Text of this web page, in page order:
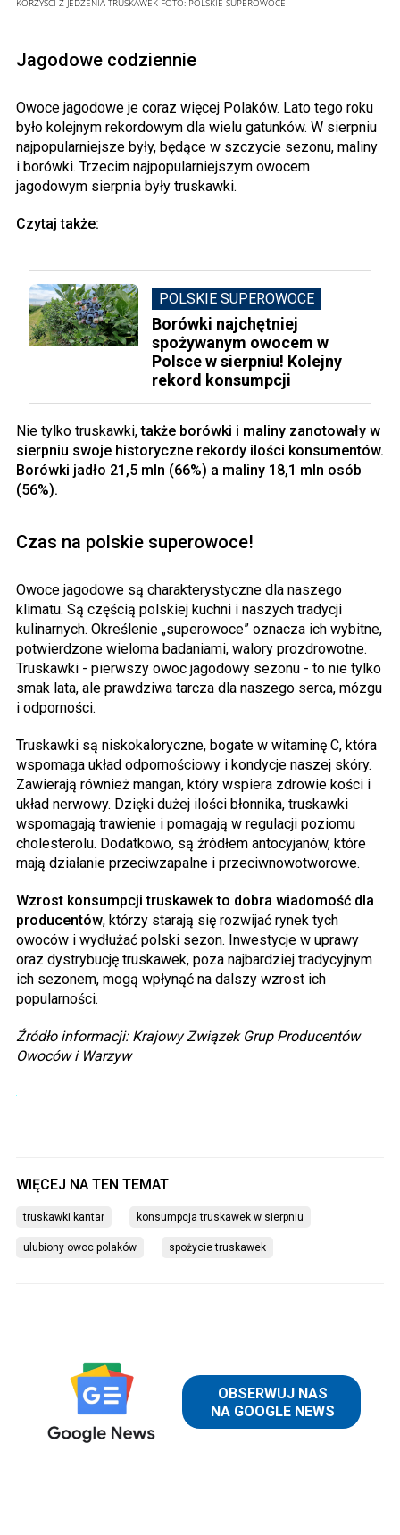
KORZYŚCI Z JEDZENIA TRUSKAWEK FOTO: POLSKIE SUPEROWOCE
Jagodowe codziennie
Owoce jagodowe je coraz więcej Polaków. Lato tego roku
było kolejnym rekordowym dla wielu gatunków. W sierpniu
najpopularniejsze były, będące w szczycie sezonu, maliny
i borówki. Trzecim najpopularniejszym owocem
jagodowym sierpnia były truskawki.
Czytaj także:
POLSKIE SUPEROWOCE
Borówki najchętniej
spożywanym owocem w
Polsce w sierpniu! Kolejny
rekord konsumpcji
Nie tylko truskawki,także borówki i maliny zanotowały w
sierpniu swoje historyczne rekordy ilości konsumentów.
Borówki jadło 21,5 mln (66%) a maliny 18,1 mln osób
(56%).
Czas na polskie superowoce!
Owoce jagodowe są charakterystyczne dla naszego
klimatu. Są częścią polskiej kuchni i naszych tradycji
kulinarnych. Określenie „superowoce” oznacza ich wybitne,
potwierdzone wieloma badaniami, walory prozdrowotne.
Truskawki - pierwszy owoc jagodowy sezonu - to nie tylko
smak lata, ale prawdziwa tarcza dla naszego serca, mózgu
i odporności.
Truskawki są niskokaloryczne, bogate w witaminę C, która
wspomaga układ odpornościowy i kondycje naszej skóry.
Zawierają również mangan, który wspiera zdrowie kości i
układ nerwowy. Dzięki dużej ilości błonnika, truskawki
wspomagają trawienie i pomagają w regulacji poziomu
cholesterolu. Dodatkowo, są źródłem antocyjanów, które
mają działanie przeciwzapalne i przeciwnowotworowe.
Wzrost konsumpcji truskawek to dobra wiadomość dla
producentów, którzy starają się rozwijać rynek tych
owoców i wydłużać polski sezon. Inwestycje w uprawy
oraz dystrybucję truskawek, poza najbardziej tradycyjnym
ich sezonem, mogą wpłynąć na dalszy wzrost ich
popularności.
Źródło informacji: Krajowy Związek Grup Producentów
Owoców i Warzyw
truskawki kantar konsumpcja truskawek w sierpniu
ulubiony owoc polaków spożycie truskawek